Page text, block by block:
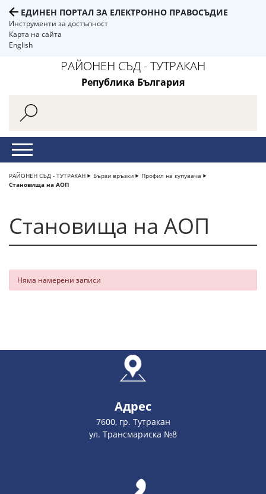
ЕДИНЕН ПОРТАЛ ЗА ЕЛЕКТРОННО ПРАВОСЪДИЕ
Инструменти за достъпност
Карта на сайта
English
РАЙОНЕН СЪД - ТУТРАКАН
Република България
РАЙОНЕН СЪД - ТУТРАКАН Бързи връзки
Профил на купувача
Становища на АОП
Становища на АОП
Няма намерени записи
Адрес
7600, гр. Тутракан
ул. Трансмариска №8